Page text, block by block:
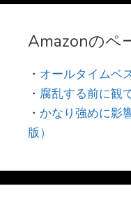
Amazonのペ
・ オールタイムベ
・ 腐乱する前に観
・ かなり強めに影
版）